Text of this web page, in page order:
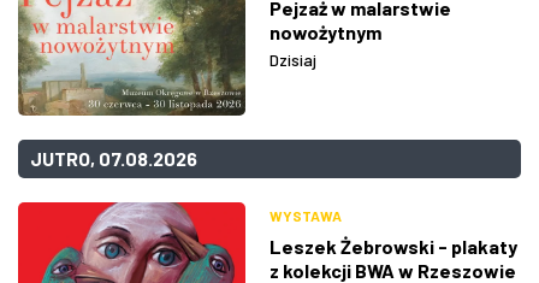
Pejzaż w malarstwie
nowożytnym
Dzisiaj
JUTRO, 07.08.2026
WYSTAWA
Leszek Żebrowski - plakaty
z kolekcji BWA w Rzeszowie